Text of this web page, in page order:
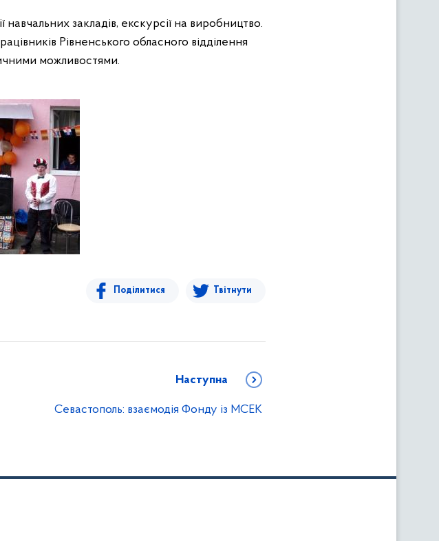
закладів, екскурсії на виробництво.
Рівненського обласного відділення
можливостями.
Поділитися Твітнути
Наступна
Севастополь: взаємодія Фонду із МСЕК